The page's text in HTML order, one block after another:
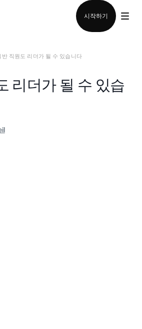
시작하기
반 직원도 리더가 될 수 있습니다
리더가 될 수 있습